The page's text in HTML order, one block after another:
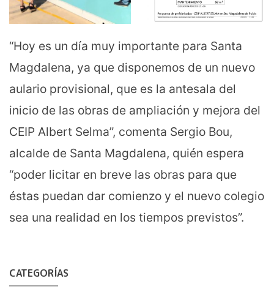
“Hoy es un día muy importante para Santa
Magdalena, ya que disponemos de un nuevo
aulario provisional, que es la antesala del
inicio de las obras de ampliación y mejora del
CEIP Albert Selma”, comenta Sergio Bou,
alcalde de Santa Magdalena, quién espera
“poder licitar en breve las obras para que
éstas puedan dar comienzo y el nuevo colegio
sea una realidad en los tiempos previstos”.
CATEGORÍAS